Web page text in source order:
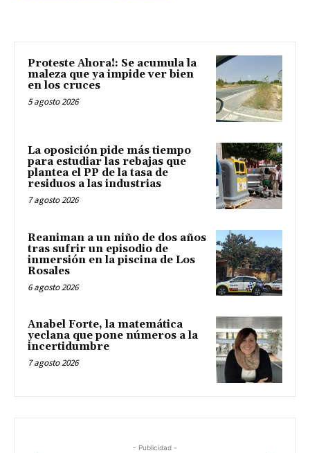
Proteste Ahora!: Se acumula la
maleza que ya impide ver bien
en los cruces
5 agosto 2026
La oposición pide más tiempo
para estudiar las rebajas que
plantea el PP de la tasa de
residuos a las industrias
7 agosto 2026
Reaniman a un niño de dos años
tras sufrir un episodio de
inmersión en la piscina de Los
Rosales
6 agosto 2026
Anabel Forte, la matemática
yeclana que pone números a la
incertidumbre
7 agosto 2026
- Publicidad -